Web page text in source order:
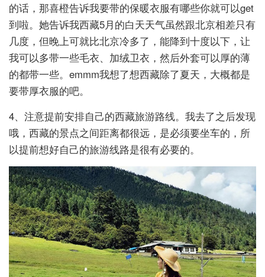
的话，那喜橙告诉我要带的保暖衣服有哪些你就可以get
到啦。她告诉我西藏5月的白天天气虽然跟北京相差只有
几度，但晚上可就比北京冷多了，能降到十度以下，让
我可以多带一些毛衣、加绒卫衣，然后外套可以厚的薄
的都带一些。emmm我想了想西藏除了夏天，大概都是
要带厚衣服的吧。
4、注意提前安排自己的西藏旅游路线。我去了之后发现
哦，西藏的景点之间距离都很远，是必须要坐车的，所
以提前想好自己的旅游线路是很有必要的。